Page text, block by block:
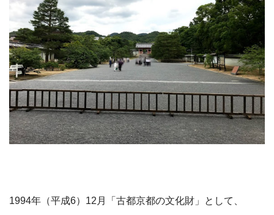
1994年（平成6）12月「古都京都の文化財」として、